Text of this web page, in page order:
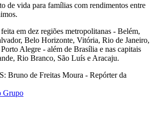
de vida para famílias com rendimentos entre
em dez regiões metropolitanas - Belém,
Belo Horizonte, Vitória, Rio de Janeiro,
Alegre - além de Brasília e nas capitais
Rio Branco, São Luís e Aracaju.
Bruno de Freitas Moura - Repórter da